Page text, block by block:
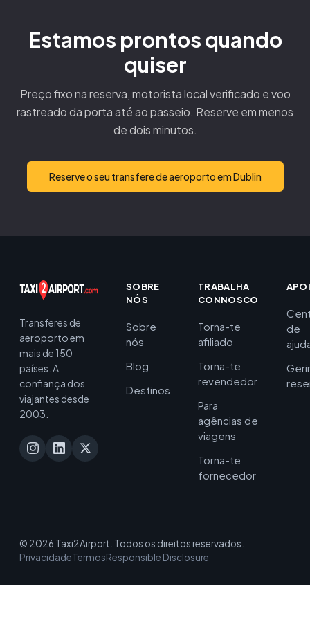
Estamos prontos quando
quiser
Preço fixo na reserva, motorista local verificado e voo
rastreado da porta até ao passeio. Reserve em menos
de dois minutos.
Reserve o seu transfere de aeroporto em Dublin
Transferes de
aeroporto em
mais de 150
países. A
confiança dos
viajantes desde
2003.
SOBRE
NÓS
Sobre
nós
Blog
Destinos
TRABALHA
CONNOSCO
Torna-te
afiliado
Torna-te
revendedor
Para
agências de
viagens
Torna-te
fornecedor
de
Gerir
© 2026 Taxi2Airport. Todos os direitos reservados.
PrivacidadeTermosResponsible Disclosure